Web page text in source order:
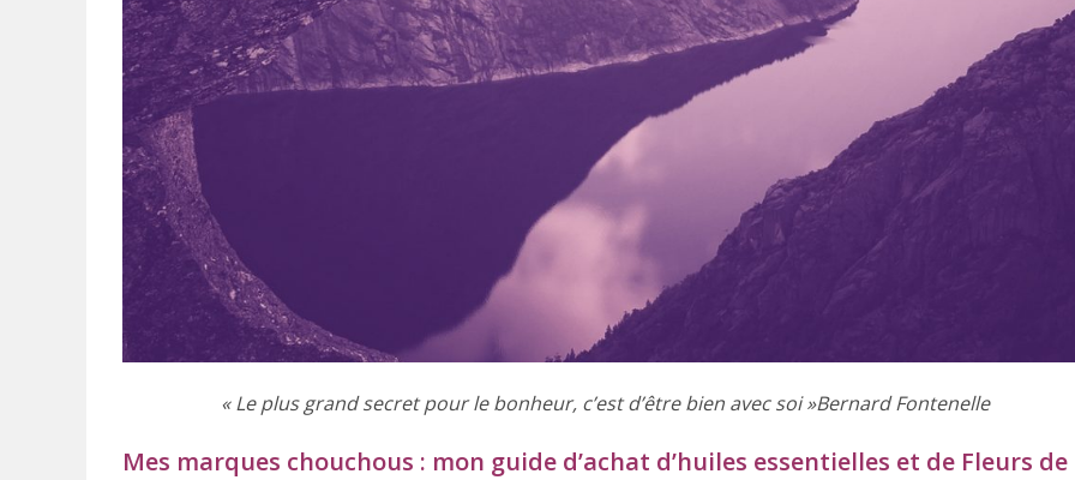
« Le plus grand secret pour le bonheur, c’est d’être bien avec soi »Bernard Fontenelle
Mes marques chouchous : mon guide d’achat d’huiles essentielles et de Fleurs de